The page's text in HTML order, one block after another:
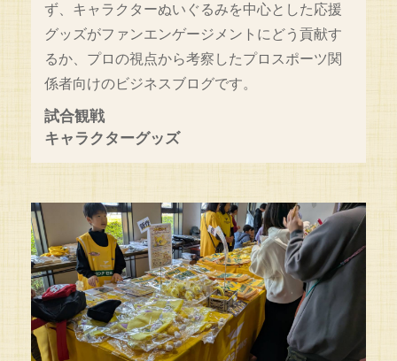
ず、キャラクターぬいぐるみを中心とした応援
グッズがファンエンゲージメントにどう貢献す
るか、プロの視点から考察したプロスポーツ関
係者向けのビジネスブログです。
試合観戦
キャラクターグッズ